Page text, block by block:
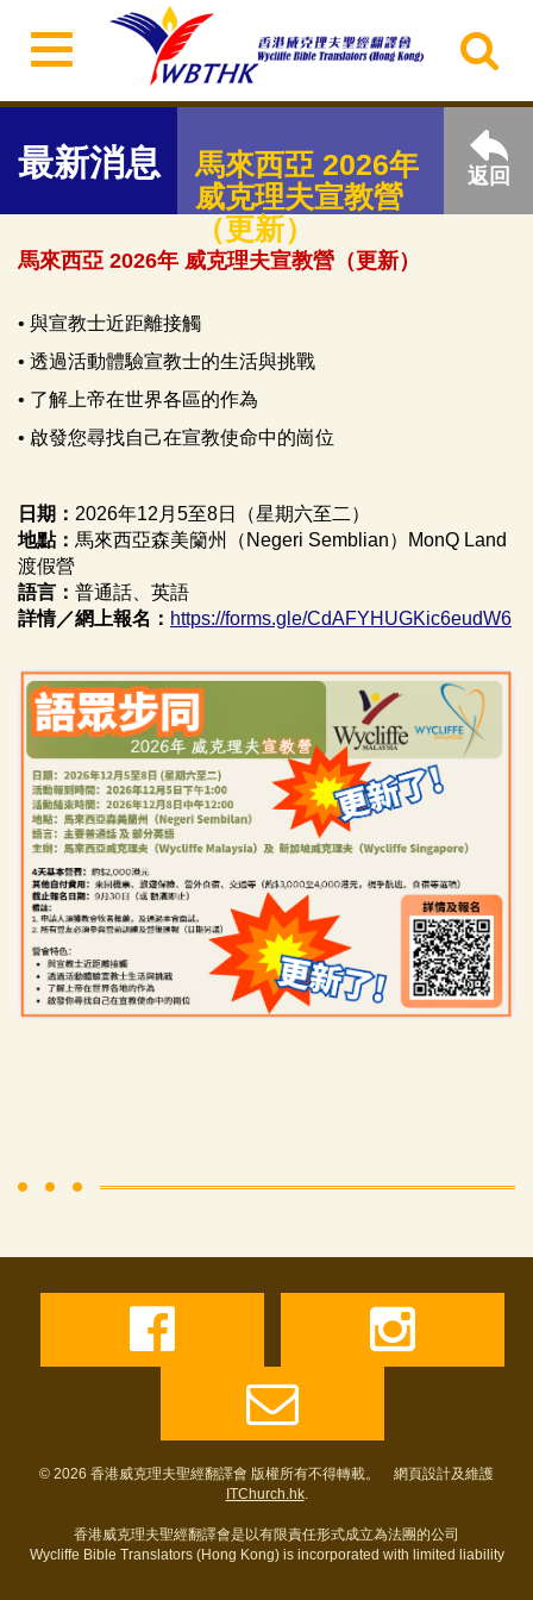
最新消息
馬來西亞 2026年
威克理夫宣教營
（更新）
返回
馬來西亞 2026年 威克理夫宣教營（更新）
• ⁠與宣教士近距離接觸
• ⁠透過活動體驗宣教士的生活與挑戰
• ⁠了解上帝在世界各區的作為
• ⁠啟發您尋找自己在宣教使命中的崗位
日期： 2026年12月5至8日（星期六至二）
地點： 馬來西亞森美籣州（Negeri Semblian）MonQ Land
渡假營
語言： 普通話、英語
詳情／網上報名： https://forms.gle/CdAFYHUGKic6eudW6
© 2026 香港威克理夫聖經翻譯會 版權所有不得轉載。 網頁設計及維護
ITChurch.hk.
香港威克理夫聖經翻譯會是以有限責任形式成立為法團的公司
Wycliffe Bible Translators (Hong Kong) is incorporated with limited liability